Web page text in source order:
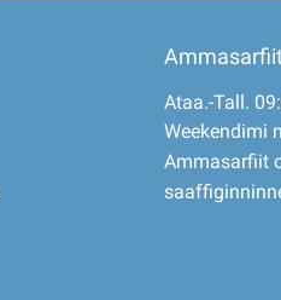
Ataa.-Tall.
Weekendimi
Ammasarfiit